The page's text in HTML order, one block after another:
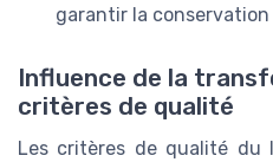
garantir la
Influence de la
critères de qualité
Les critères de qualité